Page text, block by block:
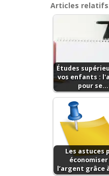
Articles
Études
vos enfants :
pour se…
Les astuces
économiser
l’argent grâce